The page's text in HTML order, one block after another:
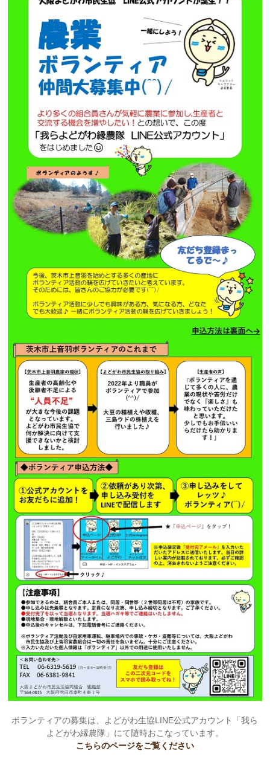
ボランティアの募集は、よどがわ生協LINE公式アカウント「我ら
よどがわ縁農隊」にて随時おこなっています。
こちらのページをご覧ください